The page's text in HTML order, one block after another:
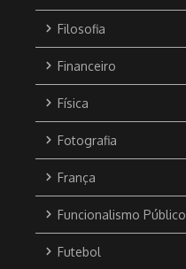
Filosofia
Financeiro
Física
Fotografia
França
Funcionalismo Público
Futebol